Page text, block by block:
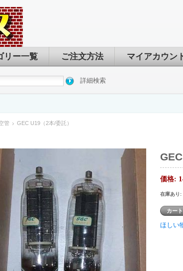
リー一覧 ご注文方法 マイアカウン
詳細検索
管 GEC U19（2本/委託）
価格:
在庫あり:
ほしい